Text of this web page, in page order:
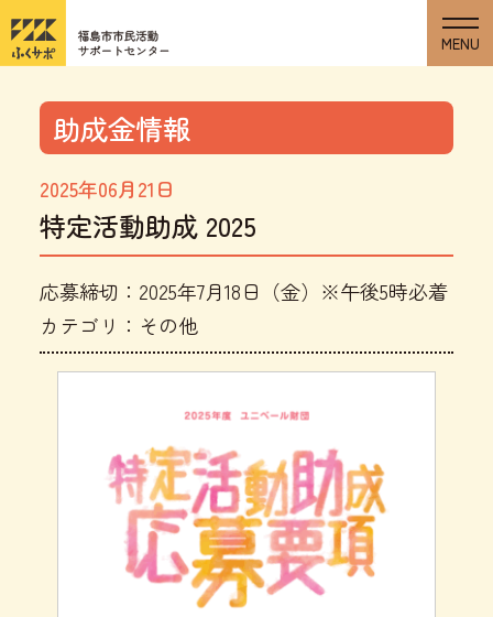
助成金情報
2025年06月21日
特定活動助成 2025
応募締切：2025年7月18日（金）※午後5時必着
カテゴリ：その他